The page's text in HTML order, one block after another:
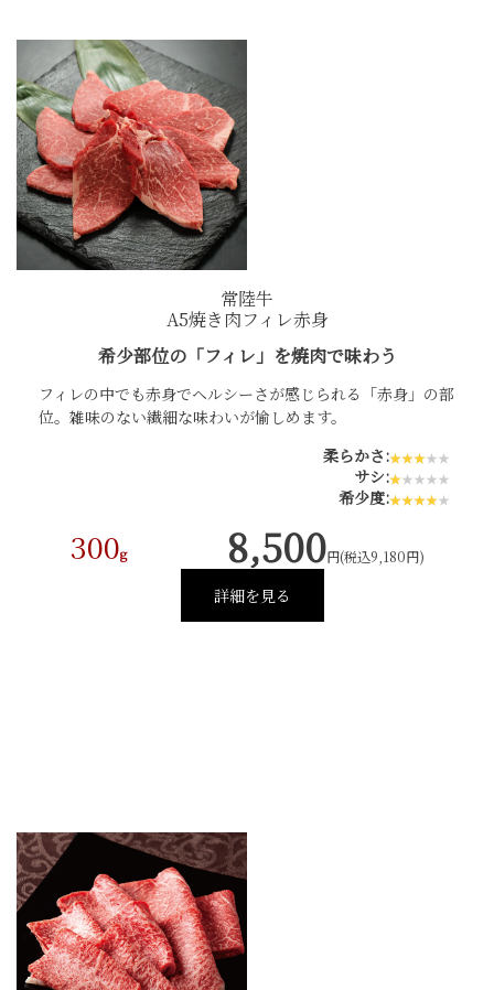
常陸牛
A5焼き肉フィレ赤身
希少部位の「フィレ」を焼肉で味わう
フィレの中でも赤身でヘルシーさが感じられる「赤身」の部
位。雑味のない繊細な味わいが愉しめます。
柔らかさ:
サシ:
希少度:
300g 8,500円(税込9,180円)
詳細を見る